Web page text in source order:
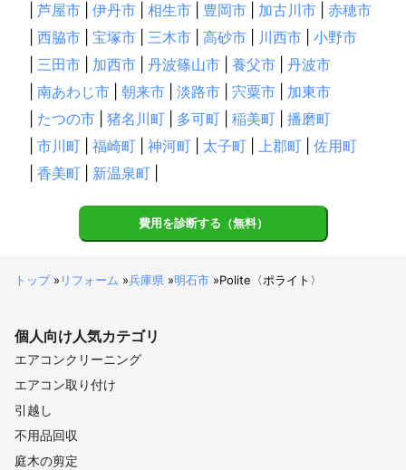
芦屋市 伊丹市 相生市 豊岡市 加古川市
赤穂市
西脇市 宝塚市 三木市 高砂市 川西市
小野市
三田市 加西市 丹波篠山市 養父市
丹波市
南あわじ市 朝来市 淡路市 宍粟市
加東市
たつの市 猪名川町 多可町 稲美町
播磨町
市川町 福崎町 神河町 太子町 上郡町
佐用町
香美町 新温泉町
費用を診断する（無料）
トップ» リフォーム »兵庫県 »明石市 »Polite〈ポライト〉
個人向け人気カテゴリ
エアコンクリーニング
エアコン取り付け
引越し
不用品回収
庭木の剪定